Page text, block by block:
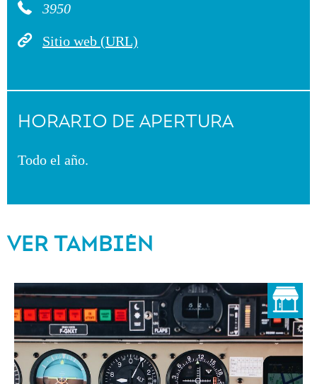
3950
Sitio web (URL)
HORARIO DE APERTURA
Todo el año.
VER TAMBIÉN